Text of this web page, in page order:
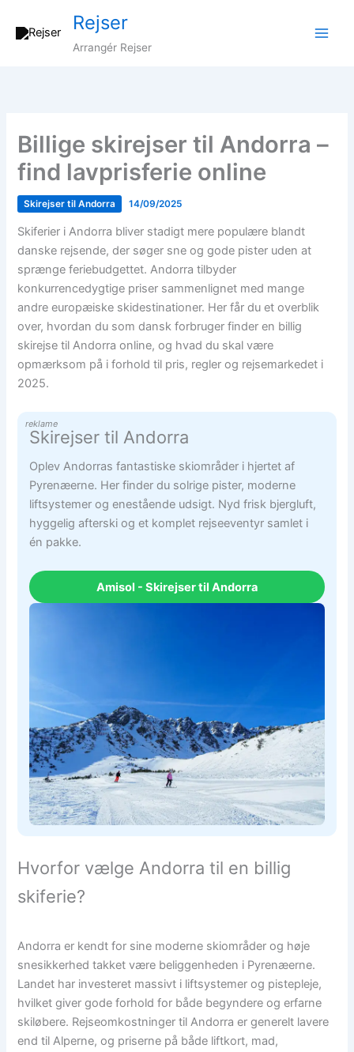
Rejser
Arrangér Rejser
Billige skirejser til Andorra –
find lavprisferie online
Skirejser til Andorra 14/09/2025
Skiferier i Andorra bliver stadigt mere populære blandt
danske rejsende, der søger sne og gode pister uden at
sprænge feriebudgettet. Andorra tilbyder
konkurrencedygtige priser sammenlignet med mange
andre europæiske skidestinationer. Her får du et overblik
over, hvordan du som dansk forbruger finder en billig
skirejse til Andorra online, og hvad du skal være
opmærksom på i forhold til pris, regler og rejsemarkedet i
2025.
reklame
Skirejser til Andorra
Oplev Andorras fantastiske skiområder i hjertet af
Pyrenæerne. Her finder du solrige pister, moderne
liftsystemer og enestående udsigt. Nyd frisk bjergluft,
hyggelig afterski og et komplet rejseeventyr samlet i
én pakke.
Amisol - Skirejser til Andorra
Hvorfor vælge Andorra til en billig
skiferie?
Andorra er kendt for sine moderne skiområder og høje
snesikkerhed takket være beliggenheden i Pyrenæerne.
Landet har investeret massivt i liftsystemer og pistepleje,
hvilket giver gode forhold for både begyndere og erfarne
skiløbere. Rejseomkostninger til Andorra er generelt lavere
end til Alperne, og priserne på både liftkort, mad,